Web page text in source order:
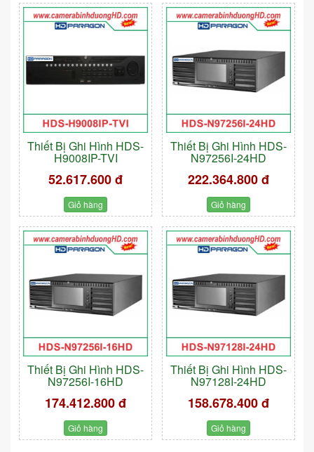
Thiết Bị Ghi Hình HDS-
H9008IP-TVI
52.617.600 đ
Giỏ hàng
Thiết Bị Ghi Hình HDS-
N97256I-24HD
222.364.800 đ
Giỏ hàng
Thiết Bị Ghi Hình HDS-
N97256I-16HD
174.412.800 đ
Giỏ hàng
Thiết Bị Ghi Hình HDS-
N97128I-24HD
158.678.400 đ
Giỏ hàng